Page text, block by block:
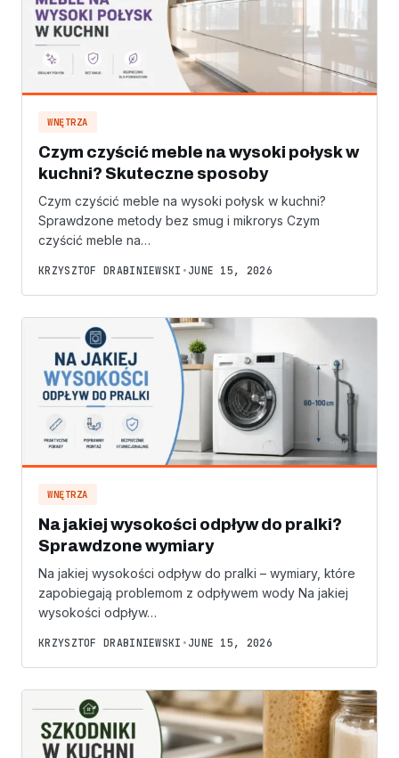
WNĘTRZA
Czym czyścić meble na wysoki połysk w
kuchni? Skuteczne sposoby
Czym czyścić meble na wysoki połysk w kuchni?
Sprawdzone metody bez smug i mikrorys Czym
czyścić meble na…
KRZYSZTOF DRABINIEWSKI • JUNE 15, 2026
WNĘTRZA
Na jakiej wysokości odpływ do pralki?
Sprawdzone wymiary
Na jakiej wysokości odpływ do pralki – wymiary, które
zapobiegają problemom z odpływem wody Na jakiej
wysokości odpływ…
KRZYSZTOF DRABINIEWSKI • JUNE 15, 2026